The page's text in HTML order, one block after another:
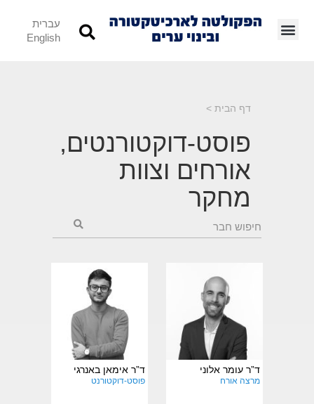
עברית
English
דף הבית>
פוסט-דוקטורנטים,
אורחים וצוות
מחקר
ד”ר עומר אלוני
מרצה אורח
תחומי מחקר
והתמחות:
ד”ר אימאן באנרגי
פוסט-דוקטורנט
תחומי מחקר
והתמחות: